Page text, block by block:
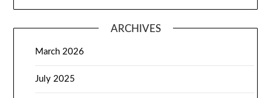
ARCHIVES
March 2026
July 2025